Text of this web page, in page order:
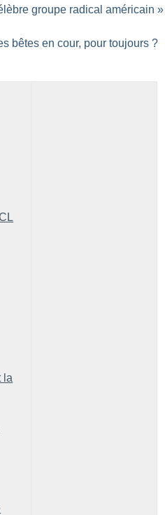
groupe radical américain »
bêtes en cour, pour toujours ?
la